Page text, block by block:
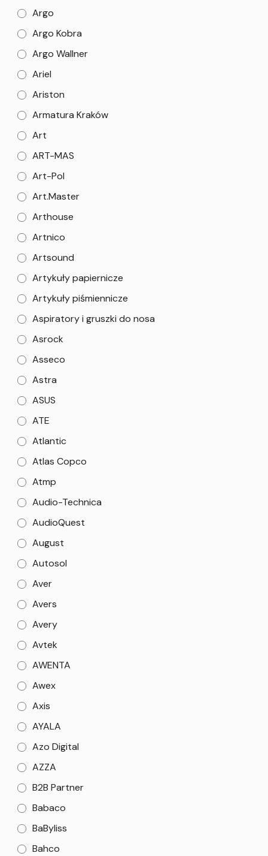
Argo
Argo Kobra
Argo Wallner
Ariel
Ariston
Armatura Kraków
Art
ART-MAS
Art-Pol
Art.Master
Arthouse
Artnico
Artsound
Artykuły papiernicze
Artykuły piśmiennicze
Aspiratory i gruszki do nosa
Asrock
Asseco
Astra
ASUS
ATE
Atlantic
Atlas Copco
Atmp
Audio-Technica
AudioQuest
August
Autosol
Aver
Avers
Avery
Avtek
AWENTA
Awex
Axis
AYALA
Azo Digital
AZZA
B2B Partner
Babaco
BaByliss
Bahco